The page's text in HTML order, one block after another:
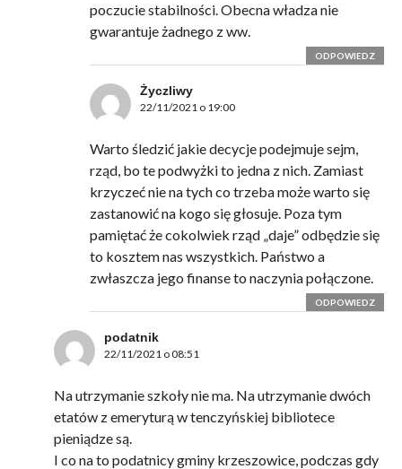
poczucie stabilności. Obecna władza nie
gwarantuje żadnego z ww.
ODPOWIEDZ
Życzliwy
22/11/2021 o 19:00
Warto śledzić jakie decycje podejmuje sejm,
rząd, bo te podwyżki to jedna z nich. Zamiast
krzyczeć nie na tych co trzeba może warto się
zastanowić na kogo się głosuje. Poza tym
pamiętać że cokolwiek rząd „daje” odbędzie się
to kosztem nas wszystkich. Państwo a
zwłaszcza jego finanse to naczynia połączone.
ODPOWIEDZ
podatnik
22/11/2021 o 08:51
Na utrzymanie szkoły nie ma. Na utrzymanie dwóch
etatów z emeryturą w tenczyńskiej bibliotece
pieniądze są.
I co na to podatnicy gminy krzeszowice, podczas gdy